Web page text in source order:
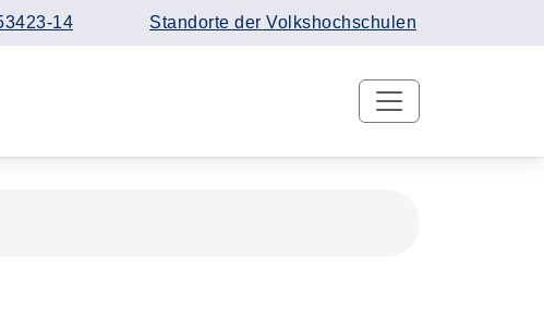
14 Standorte der Volkshochschulen